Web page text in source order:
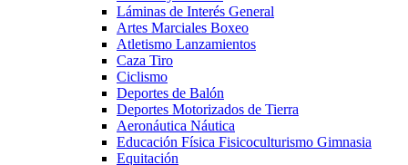
Láminas de Interés General
Artes Marciales Boxeo
Atletismo Lanzamientos
Caza Tiro
Ciclismo
Deportes de Balón
Deportes Motorizados de Tierra
Aeronáutica Náutica
Educación Física Fisicoculturismo Gimnasia
Equitación